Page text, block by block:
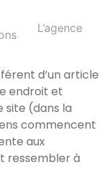
L’agence
d’un article
endroit et
site (dans la
commencent
aux
ressembler à